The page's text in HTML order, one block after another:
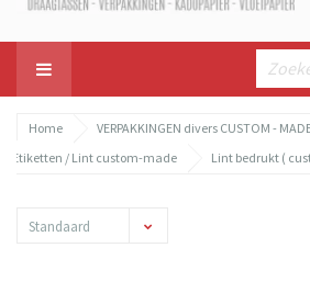
Home
VERPAKKINGEN divers CUSTOM -
Etiketten / Lint custom-made
Lint bedrukt (
Standaard